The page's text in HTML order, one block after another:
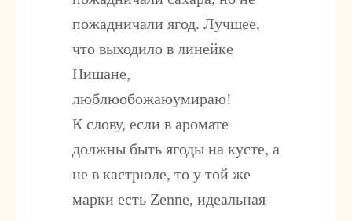
пожадничали ягод. Лучшее,
что выходило в линейке
Нишане,
люблюобожаюумираю!
К слову, если в аромате
должны быть ягоды на кусте, а
не в кастрюле, то у той же
марки есть Zenne, идеальная